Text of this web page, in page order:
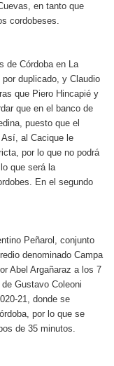
en tanto que
cordobeses.
de Córdoba en La
por duplicado, y Claudio
que Piero Hincapié y
que en el banco de
puesto que el
al Cacique le
por lo que no podrá
que será la
En el segundo
Peñarol, conjunto
denominado Campa
Abel Argañaraz a los 7
Gustavo Coleoni
21, donde se
por lo que se
de 35 minutos.